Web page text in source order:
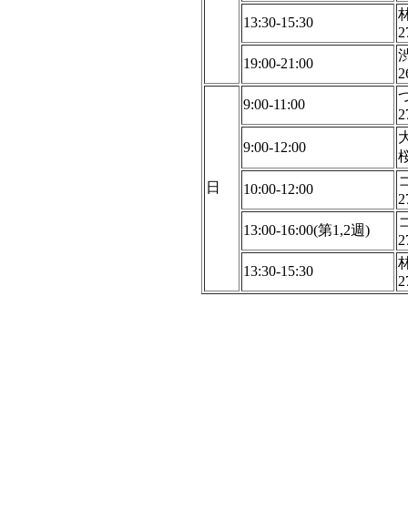
13:30-15:30
19:00-21:00
日
9:00-11:00
9:00-12:00
10:00-12:00
13:00-16:00(第1,2週)
13:30-15:30